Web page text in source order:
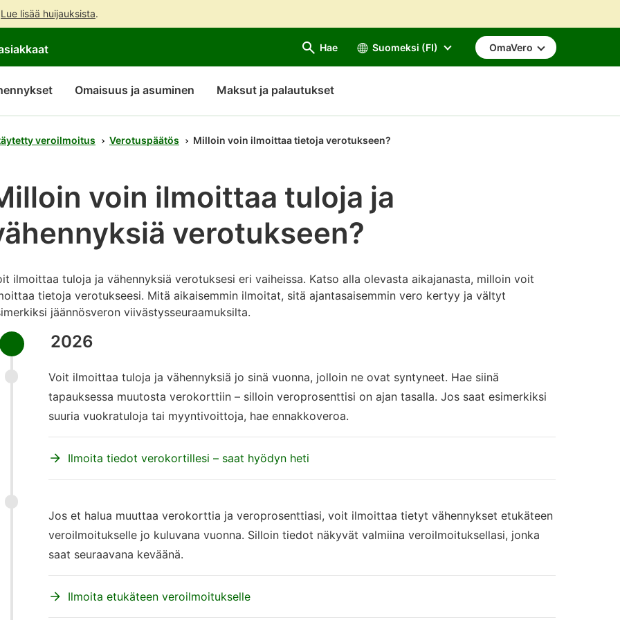
Lue lisää huijauksista.
sisältöön
sivuston
hakuun
keskustelu
Hae Suomeksi (FI) OmaVero
Omaisuus ja asuminen Maksut ja palautukset
veroilmoitus Verotuspäätös Milloin voin ilmoittaa tietoja verotukseen?
voin ilmoittaa tuloja ja
verotukseen?
ilmoittaa tuloja ja vähennyksiä verotuksesi eri vaiheissa. Katso alla olevasta aikajanasta, milloin voit
tietoja verotukseesi. Mitä aikaisemmin ilmoitat, sitä ajantasaisemmin vero kertyy ja vältyt
jäännösveron viivästysseuraamuksilta.
2026
Voit ilmoittaa tuloja ja vähennyksiä jo sinä vuonna, jolloin ne ovat syntyneet. Hae siinä
tapauksessa muutosta verokorttiin – silloin veroprosenttisi on ajan tasalla. Jos saat esimerkiksi
suuria vuokratuloja tai myyntivoittoja, hae ennakkoveroa.
Ilmoita tiedot verokortillesi – saat hyödyn heti
Jos et halua muuttaa verokorttia ja veroprosenttiasi, voit ilmoittaa tietyt vähennykset etukäteen
veroilmoitukselle jo kuluvana vuonna. Silloin tiedot näkyvät valmiina veroilmoituksellasi, jonka
saat seuraavana keväänä.
Ilmoita etukäteen veroilmoitukselle